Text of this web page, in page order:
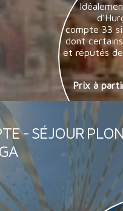
compte 33
dont
et réputés
Prix à
- SÉJOUR